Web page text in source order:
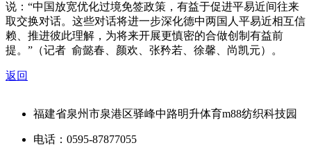
说：“中国放宽优化过境免签政策，有益于促进平易近间往来
取交换对话。这些对话将进一步深化德中两国人平易近相互信
赖、推进彼此理解，为将来开展更慎密的合做创制有益前
提。”（记者 俞懿春、颜欢、张矜若、徐馨、尚凯元）。
返回
福建省泉州市泉港区驿峰中路明升体育m88纺织科技园
电话：0595-87877055